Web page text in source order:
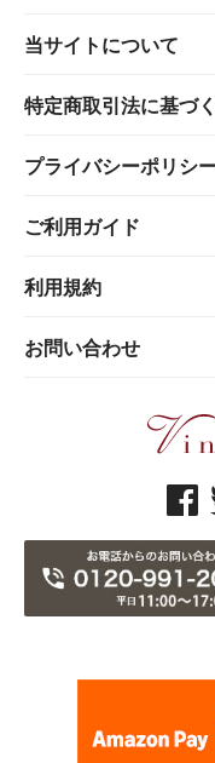
当サイトについて
特定商取引法に基づ
プライバシーポリシ
ご利用ガイド
利用規約
お問い合わせ